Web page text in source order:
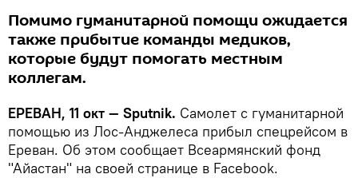
Помимо гуманитарной помощи ожидается
также прибытие команды медиков,
которые будут помогать местным
коллегам.
ЕРЕВАН, 11 окт — Sputnik. Самолет с гуманитарной
помощью из Лос-Анджелеса прибыл спецрейсом в
Ереван. Об этом сообщает Всеармянский фонд
"Айастан" на своей странице в Facebook.